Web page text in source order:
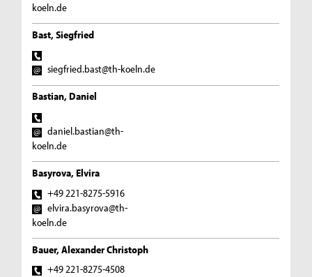
koeln.de
Bast, Siegfried
siegfried.bast@th-koeln.de
Bastian, Daniel
daniel.bastian@th-
koeln.de
Basyrova, Elvira
+49 221-8275-5916
elvira.basyrova@th-
koeln.de
Bauer, Alexander Christoph
+49 221-8275-4508